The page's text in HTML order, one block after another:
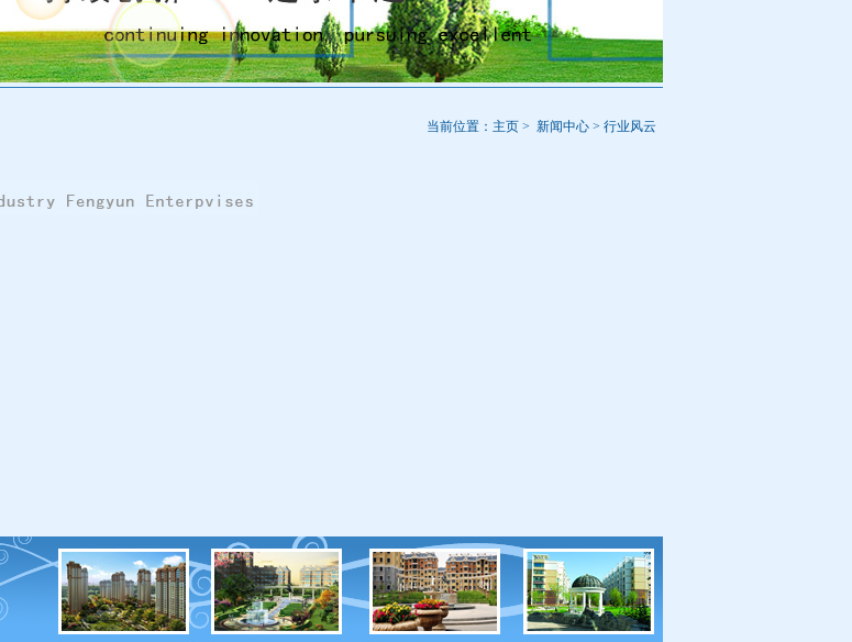
当前位置：主页 > 新闻中心 > 行业风云